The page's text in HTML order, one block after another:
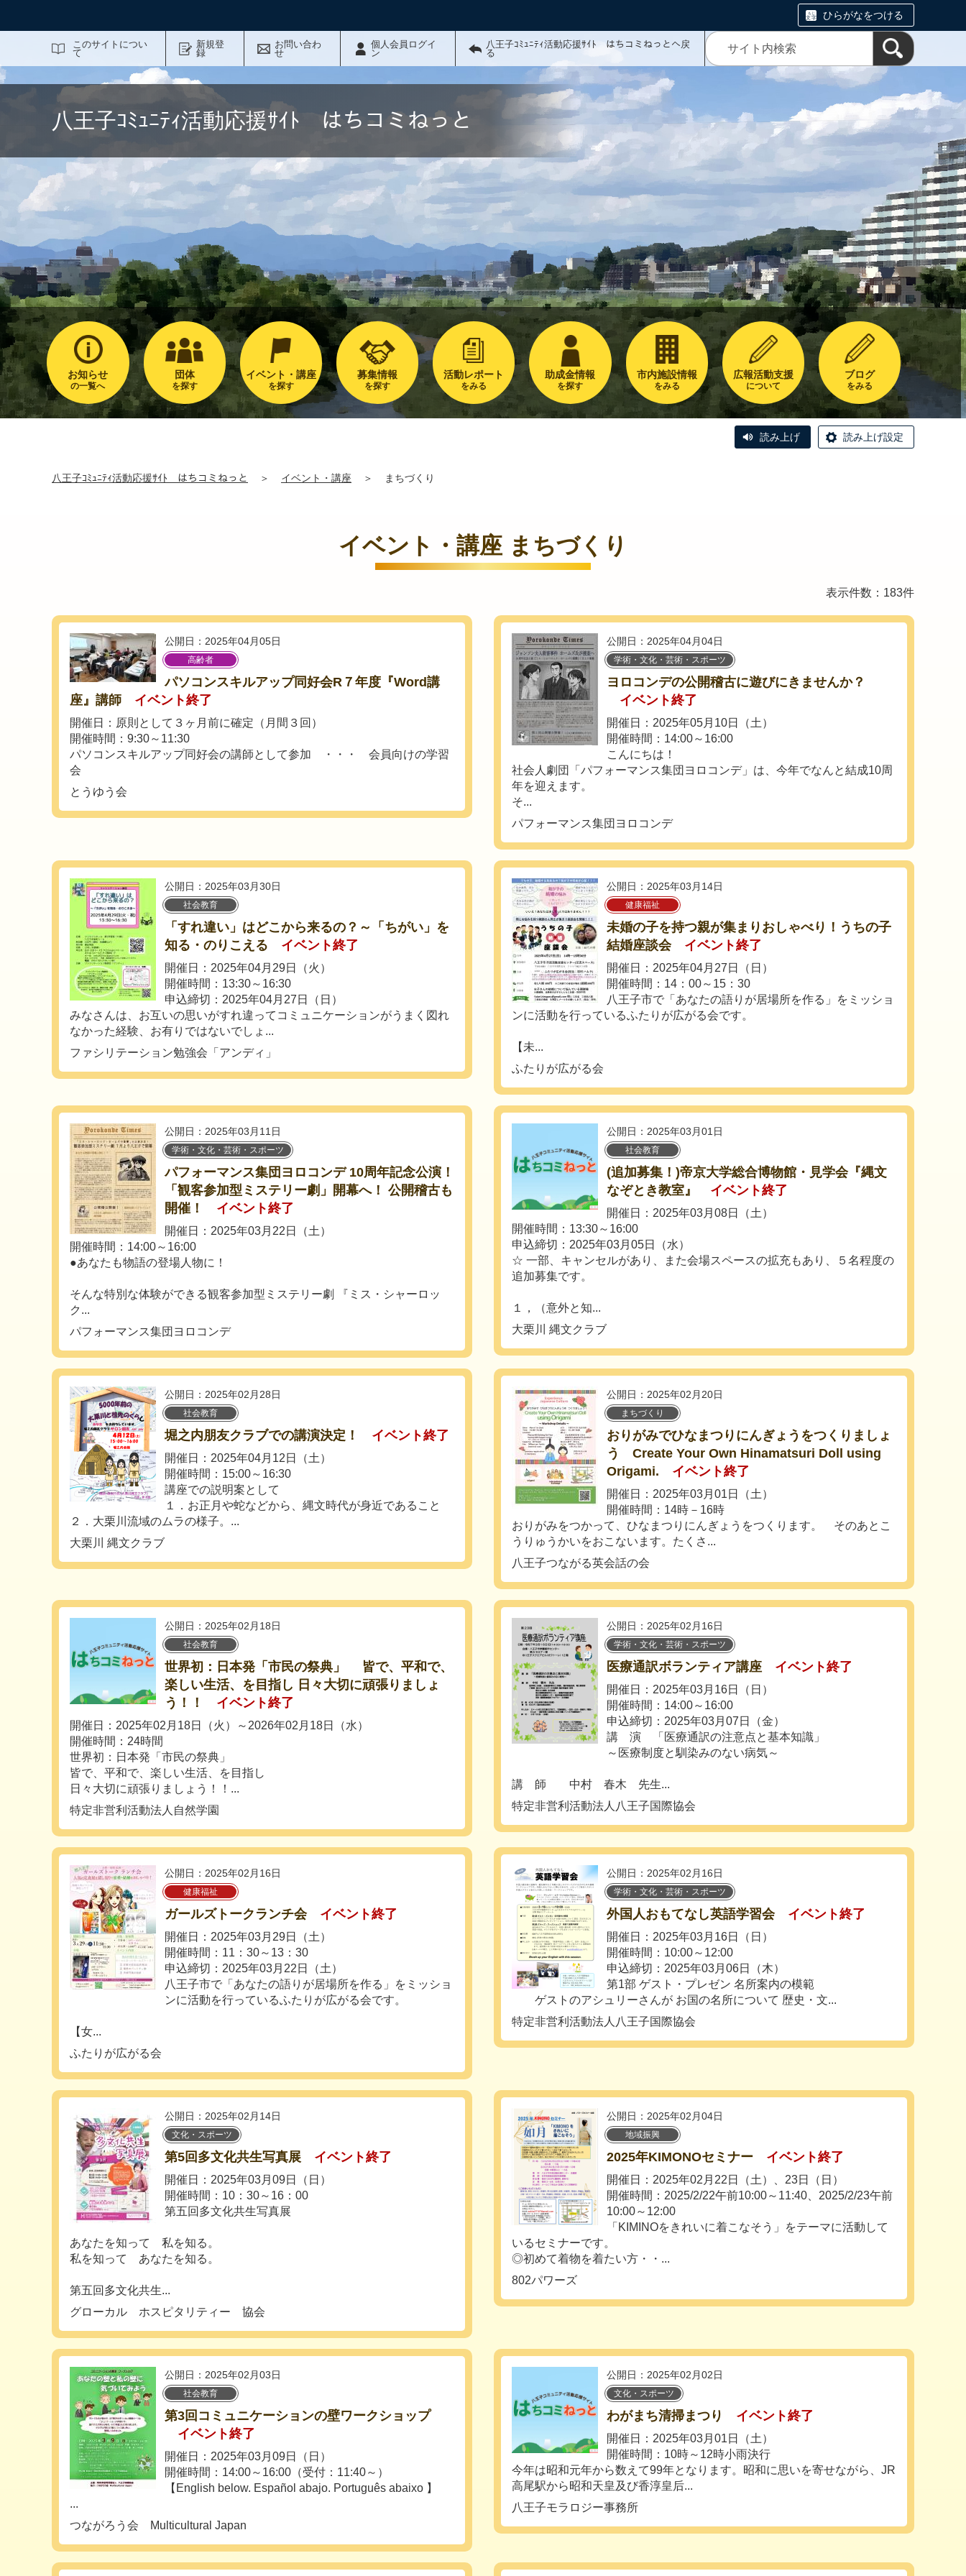
ひらがなをつける
このサイトについ
て
新規登
録
お問い合わ
せ
個人会員ログイ
ン
八王子ｺﾐｭﾆﾃｨ活動応援ｻｲﾄ はちコミねっとへ戻
る
八王子ｺﾐｭﾆﾃｨ活動応援ｻｲﾄ はちコミねっと
お知らせ
の一覧へ
団体
を探す
イベント・講座
を探す
募集情報
を探す
活動レポート
をみる
助成金情報
を探す
市内施設情報
をみる
広報活動支援
について
ブログ
をみる
読み上げ 読み上げ設定
八王子ｺﾐｭﾆﾃｨ活動応援ｻｲﾄ はちコミねっと ＞ イベント・講座 ＞ まちづくり
イベント・講座 まちづくり
表示件数：183件
公開日：2025年04月05日
高齢者
パソコンスキルアップ同好会R７年度『Word講
座』講師
イベント終了
開催日：原則として３ヶ月前に確定（月間３回）
開催時間：9:30～11:30
パソコンスキルアップ同好会の講師として参加 ・・・ 会員向けの学習
会
とうゆう会
公開日：2025年04月04日
学術・文化・芸術・スポーツ
ヨロコンデの公開稽古に遊びにきませんか？
イベント終了
開催日：2025年05月10日（土）
開催時間：14:00～16:00
こんにちは！
社会人劇団「パフォーマンス集団ヨロコンデ」は、今年でなんと結成10周
年を迎えます。
そ...
パフォーマンス集団ヨロコンデ
公開日：2025年03月30日
社会教育
「すれ違い」はどこから来るの？～「ちがい」を
知る・のりこえる
イベント終了
開催日：2025年04月29日（火）
開催時間：13:30～16:30
申込締切：2025年04月27日（日）
みなさんは、お互いの思いがすれ違ってコミュニケーションがうまく図れ
なかった経験、お有りではないでしょ...
ファシリテーション勉強会「アンディ」
公開日：2025年03月14日
健康福祉
未婚の子を持つ親が集まりおしゃべり！うちの子
結婚座談会
イベント終了
開催日：2025年04月27日（日）
開催時間：14：00～15：30
八王子市で「あなたの語りが居場所を作る」をミッショ
ンに活動を行っているふたりが広がる会です。
【未...
ふたりが広がる会
公開日：2025年03月11日
学術・文化・芸術・スポーツ
パフォーマンス集団ヨロコンデ 10周年記念公演！
「観客参加型ミステリー劇」開幕へ！ 公開稽古も
開催！
イベント終了
開催日：2025年03月22日（土）
開催時間：14:00～16:00
●あなたも物語の登場人物に！
そんな特別な体験ができる観客参加型ミステリー劇 『ミス・シャーロッ
ク...
パフォーマンス集団ヨロコンデ
公開日：2025年03月01日
社会教育
(追加募集！)帝京大学総合博物館・見学会『縄文
なぞとき教室』
イベント終了
開催日：2025年03月08日（土）
開催時間：13:30～16:00
申込締切：2025年03月05日（水）
☆ 一部、キャンセルがあり、また会場スペースの拡充もあり、５名程度の
追加募集です。
１，（意外と知...
大栗川 縄文クラブ
公開日：2025年02月28日
社会教育
堀之内朋友クラブでの講演決定！ イベント終了
開催日：2025年04月12日（土）
開催時間：15:00～16:30
講座での説明案として
１．お正月や蛇などから、縄文時代が身近であること
２．大栗川流域のムラの様子。...
大栗川 縄文クラブ
公開日：2025年02月20日
まちづくり
おりがみでひなまつりにんぎょうをつくりましょ
う Create Your Own Hinamatsuri Doll using
Origami.
イベント終了
開催日：2025年03月01日（土）
開催時間：14時－16時
おりがみをつかって、ひなまつりにんぎょうをつくります。 そのあとこ
うりゅうかいをおこないます。たくさ...
八王子つながる英会話の会
公開日：2025年02月18日
社会教育
世界初：日本発「市民の祭典」 皆で、平和で、
楽しい生活、を目指し 日々大切に頑張りましょ
う！！
イベント終了
開催日：2025年02月18日（火）～2026年02月18日（水）
開催時間：24時間
世界初：日本発「市民の祭典」
皆で、平和で、楽しい生活、を目指し
日々大切に頑張りましょう！！...
特定非営利活動法人自然学園
公開日：2025年02月16日
学術・文化・芸術・スポーツ
医療通訳ボランティア講座 イベント終了
開催日：2025年03月16日（日）
開催時間：14:00～16:00
申込締切：2025年03月07日（金）
講 演 「医療通訳の注意点と基本知識」
～医療制度と馴染みのない病気～
講 師 中村 春木 先生...
特定非営利活動法人八王子国際協会
公開日：2025年02月16日
健康福祉
ガールズトークランチ会 イベント終了
開催日：2025年03月29日（土）
開催時間：11：30～13：30
申込締切：2025年03月22日（土）
八王子市で「あなたの語りが居場所を作る」をミッショ
ンに活動を行っているふたりが広がる会です。
【女...
ふたりが広がる会
公開日：2025年02月16日
学術・文化・芸術・スポーツ
外国人おもてなし英語学習会 イベント終了
開催日：2025年03月16日（日）
開催時間：10:00～12:00
申込締切：2025年03月06日（木）
第1部 ゲスト・プレゼン 名所案内の模範
ゲストのアシュリーさんが お国の名所について 歴史・文...
特定非営利活動法人八王子国際協会
公開日：2025年02月14日
文化・スポーツ
第5回多文化共生写真展 イベント終了
開催日：2025年03月09日（日）
開催時間：10：30～16：00
第五回多文化共生写真展
あなたを知って 私を知る。
私を知って あなたを知る。
第五回多文化共生...
グローカル ホスピタリティー 協会
公開日：2025年02月04日
地域振興
2025年KIMONOセミナー イベント終了
開催日：2025年02月22日（土）、23日（日）
開催時間：2025/2/22午前10:00～11:40、2025/2/23午前
10:00～12:00
「KIMINOをきれいに着こなそう」をテーマに活動して
いるセミナーです。
◎初めて着物を着たい方・・...
802パワーズ
公開日：2025年02月03日
社会教育
第3回コミュニケーションの壁ワークショップ
イベント終了
開催日：2025年03月09日（日）
開催時間：14:00～16:00（受付：11:40～）
【English below. Español abajo. Português abaixo 】
...
つながろう会 Multicultural Japan
公開日：2025年02月02日
文化・スポーツ
わがまち清掃まつり イベント終了
開催日：2025年03月01日（土）
開催時間：10時～12時小雨決行
今年は昭和元年から数えて99年となります。昭和に思いを寄せながら、JR
高尾駅から昭和天皇及び香淳皇后...
八王子モラロジー事務所